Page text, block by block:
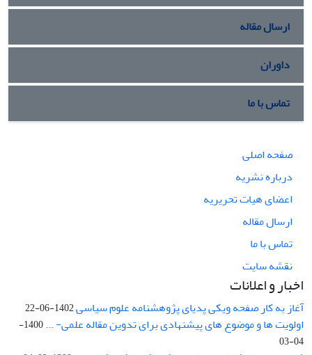
ارسال مقاله
داوران
تماس با ما
صفحه اصلی
درباره نشریه
اعضای هیات تحریریه
ارسال مقاله
تماس با ما
نقشه سایت
اخبار و اعلانات
آغاز به کار صفحه ویکی پدیای پژوهشنامه علوم سیاسی1402-06-22
اولویت ها و موضوع های پیشنهادی برای تدوین مقاله علمی- ...
1400-
04-03